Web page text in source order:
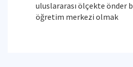
uluslararası ölçekte önder
öğretim merkezi olmak